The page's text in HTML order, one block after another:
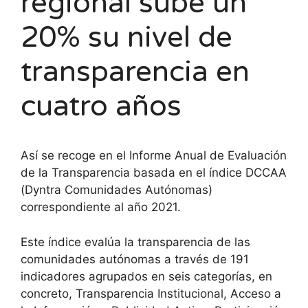
20% su nivel de
transparencia en
cuatro años
Así se recoge en el Informe Anual de Evaluación
de la Transparencia basada en el índice DCCAA
(Dyntra Comunidades Autónomas)
correspondiente al año 2021.
Este índice evalúa la transparencia de las
comunidades autónomas a través de 191
indicadores agrupados en seis categorías, en
concreto, Transparencia Institucional, Acceso a